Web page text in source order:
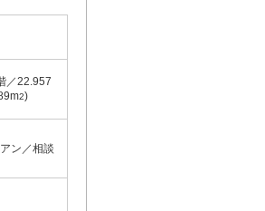
／22.957
2)
ン／相談